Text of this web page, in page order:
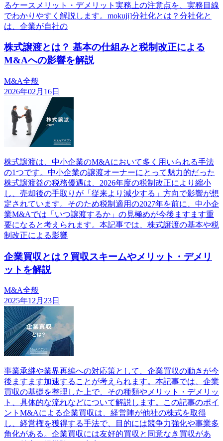
るケースメリット・デメリット実務上の注意点を、実務目線
でわかりやすく解説します。mokuji]分社化とは？分社化と
は、企業が自社の
株式譲渡とは？ 基本の仕組みと税制改正による
M&Aへの影響を解説
M&A全般
2026年02月16日
株式譲渡は、中小企業のM&Aにおいて多く用いられる手法
の1つです。中小企業の譲渡オーナーにとって魅力的だった
株式譲渡益の税務優遇は、2026年度の税制改正により縮小
し、売却後の手取りが「従来より減少する」方向で影響が想
定されています。そのため税制適用の2027年を前に、中小企
業M&Aでは「いつ譲渡するか」の見極めが今後ますます重
要になると考えられます。本記事では、株式譲渡の基本や税
制改正による影響
企業買収とは？買収スキームやメリット・デメリ
ットを解説
M&A全般
2025年12月23日
事業承継や業界再編への対応策として、企業買収の動きが今
後ますます加速することが考えられます。本記事では、企業
買収の基礎を整理した上で、その種類やメリット・デメリッ
ト、具体的な流れなどについて解説します。この記事のポイ
ントM&Aによる企業買収は、経営陣が他社の株式を取得
し、経営権を獲得する手法で、目的には競争力強化や事業多
角化がある。企業買収には友好的買収と同意なき買収があ